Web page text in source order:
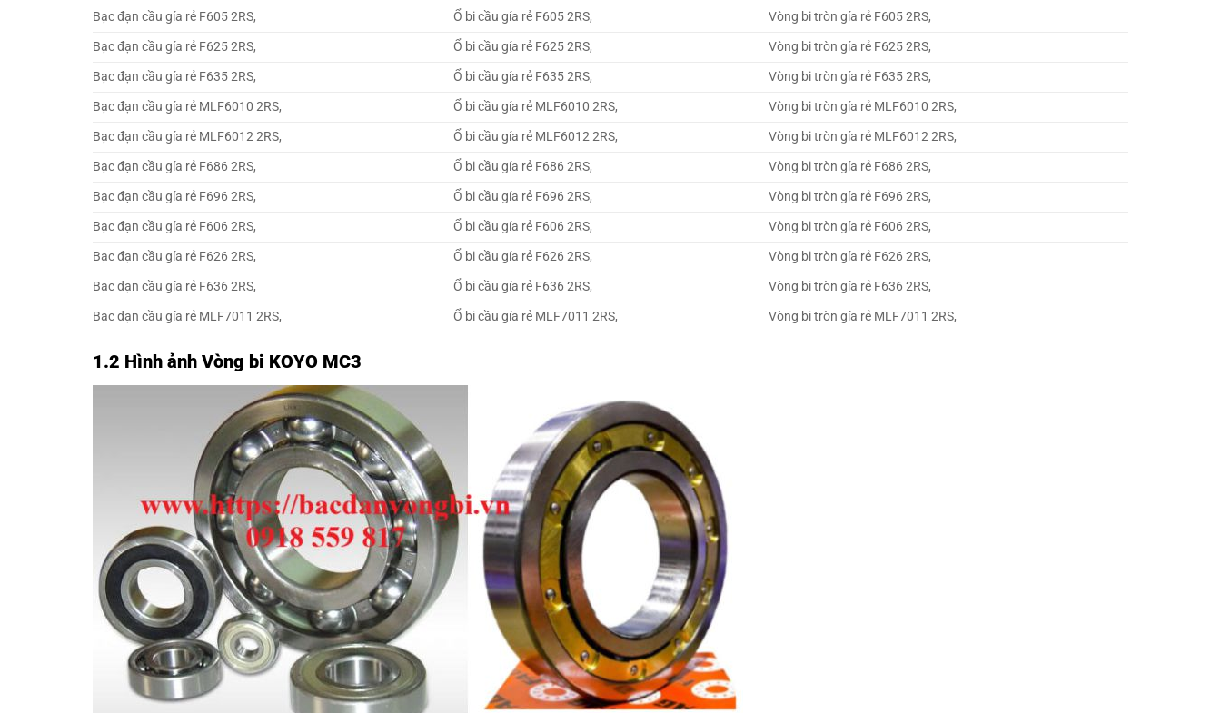
Bạc đạn cầu gía rẻ F605 2RS, Ổ bi cầu gía rẻ F605 2RS,
Vòng bi tròn gía rẻ F605 2RS,
Bạc đạn cầu gía rẻ F625 2RS,
Ổ bi cầu gía rẻ F625 2RS,
Vòng bi tròn gía rẻ F625 2RS,
Bạc đạn cầu gía rẻ F635 2RS,
Ổ bi cầu gía rẻ F635 2RS,
Vòng bi tròn gía rẻ F635 2RS,
Bạc đạn cầu gía rẻ MLF6010 2RS,
Ổ bi cầu gía rẻ MLF6010 2RS,
Vòng bi tròn gía rẻ MLF6010 2RS,
Bạc đạn cầu gía rẻ MLF6012 2RS,
Ổ bi cầu gía rẻ MLF6012 2RS,
Vòng bi tròn gía rẻ MLF6012 2RS,
Bạc đạn cầu gía rẻ F686 2RS,
Ổ bi cầu gía rẻ F686 2RS,
Vòng bi tròn gía rẻ F686 2RS,
Bạc đạn cầu gía rẻ F696 2RS,
Ổ bi cầu gía rẻ F696 2RS,
Vòng bi tròn gía rẻ F696 2RS,
Bạc đạn cầu gía rẻ F606 2RS,
Ổ bi cầu gía rẻ F606 2RS,
Vòng bi tròn gía rẻ F606 2RS,
Bạc đạn cầu gía rẻ F626 2RS,
Ổ bi cầu gía rẻ F626 2RS,
Vòng bi tròn gía rẻ F626 2RS,
Bạc đạn cầu gía rẻ F636 2RS,
Ổ bi cầu gía rẻ F636 2RS,
Vòng bi tròn gía rẻ F636 2RS,
Bạc đạn cầu gía rẻ MLF7011 2RS,
Ổ bi cầu gía rẻ MLF7011 2RS, Vòng bi tròn gía rẻ MLF7011 2RS,
1.2 Hình ảnh Vòng bi KOYO MC3